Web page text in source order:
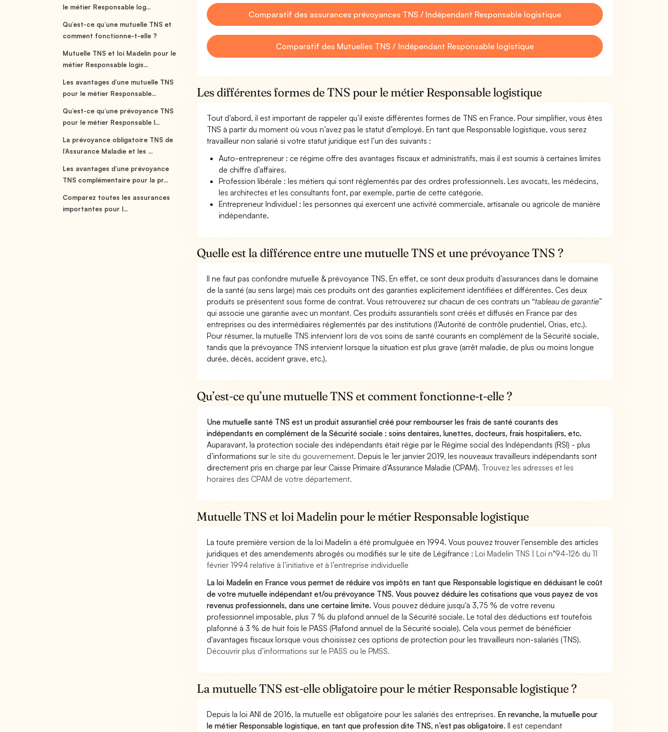
le métier Responsable log...
Qu’est-ce qu’une mutuelle TNS et
comment fonctionne-t-elle ?
Mutuelle TNS et loi Madelin pour le
métier Responsable logis...
Les avantages d’une mutuelle TNS
pour le métier Responsable...
Qu’est-ce qu’une prévoyance TNS
pour le métier Responsable l...
La prévoyance obligatoire TNS de
l’Assurance Maladie et les ...
Les avantages d’une prévoyance
TNS complémentaire pour la pr...
Comparez toutes les assurances
importantes pour l...
Comparatif des assurances prévoyances TNS / Indépendant Responsable logistique
Comparatif des Mutuelles TNS / Indépendant Responsable logistique
Les différentes formes de TNS pour le métier Responsable logistique
Tout d’abord, il est important de rappeler qu’il existe différentes formes de TNS en France. Pour simplifier, vous êtes
TNS à partir du moment où vous n’avez pas le statut d’employé. En tant que Responsable logistique, vous serez
travailleur non salarié si votre statut juridique est l’un des suivants :
Auto-entrepreneur : ce régime offre des avantages fiscaux et administratifs, mais il est soumis à certaines limites
de chiffre d’affaires.
Profession libérale : les métiers qui sont réglementés par des ordres professionnels. Les avocats, les médecins,
les architectes et les consultants font, par exemple, partie de cette catégorie.
Entrepreneur Individuel : les personnes qui exercent une activité commerciale, artisanale ou agricole de manière
indépendante.
Quelle est la différence entre une mutuelle TNS et une prévoyance TNS ?
Il ne faut pas confondre mutuelle & prévoyance TNS. En effet, ce sont deux produits d’assurances dans le domaine
de la santé (au sens large) mais ces produits ont des garanties explicitement identifiées et différentes. Ces deux
produits se présentent sous forme de contrat. Vous retrouverez sur chacun de ces contrats un “tableau de garantie”
qui associe une garantie avec un montant. Ces produits assurantiels sont créés et diffusés en France par des
entreprises ou des intermédiaires réglementés par des institutions (l’Autorité de contrôle prudentiel, Orias, etc.).
Pour résumer, la mutuelle TNS intervient lors de vos soins de santé courants en complément de la Sécurité sociale,
tandis que la prévoyance TNS intervient lorsque la situation est plus grave (arrêt maladie, de plus ou moins longue
durée, décès, accident grave, etc.).
Qu’est-ce qu’une mutuelle TNS et comment fonctionne-t-elle ?
Une mutuelle santé TNS est un produit assurantiel créé pour rembourser les frais de santé courants des
indépendants en complément de la Sécurité sociale : soins dentaires, lunettes, docteurs, frais hospitaliers, etc.
Auparavant, la protection sociale des indépendants était régie par le Régime social des Indépendants (RSI) - plus
d’informations surle site du gouvernement. Depuis le 1er janvier 2019, les nouveaux travailleurs indépendants sont
directement pris en charge par leur Caisse Primaire d’Assurance Maladie (CPAM). Trouvez les adresses et les
horaires des CPAM de votre département.
Mutuelle TNS et loi Madelin pour le métier Responsable logistique
La toute première version de la loi Madelin a été promulguée en 1994. Vous pouvez trouver l’ensemble des articles
juridiques et des amendements abrogés ou modifiés sur le site de Légifrance :Loi Madelin TNS | Loi n°94-126 du 11
février 1994 relative à l’initiative et à l’entreprise individuelle
La loi Madelin en France vous permet de réduire vos impôts en tant que Responsable logistique en déduisant le coût
de votre mutuelle indépendant et/ou prévoyance TNS. Vous pouvez déduire les cotisations que vous payez de vos
revenus professionnels, dans une certaine limite.Vous pouvez déduire jusqu'à 3,75 % de votre revenu
professionnel imposable, plus 7 % du plafond annuel de la Sécurité sociale. Le total des déductions est toutefois
plafonné à 3 % de huit fois le PASS (Plafond annuel de la Sécurité sociale). Cela vous permet de bénéficier
d'avantages fiscaux lorsque vous choisissez ces options de protection pour les travailleurs non-salariés (TNS).
Découvrir plus d’informations sur le PASS ou le PMSS.
La mutuelle TNS est-elle obligatoire pour le métier Responsable logistique ?
Depuis la loi ANI de 2016, la mutuelle est obligatoire pour les salariés des entreprises. En revanche, la mutuelle pour
le métier Responsable logistique, en tant que profession dite TNS, n’est pas obligatoire.Il est cependant